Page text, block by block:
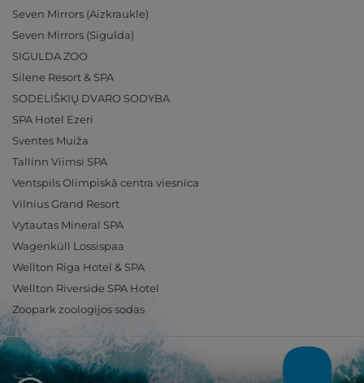
Seven Mirrors (Aizkraukle)
Seven Mirrors (Sigulda)
SIGULDA ZOO
Silene Resort & SPA
SODELIŠKIŲ DVARO SODYBA
SPA Hotel Ezeri
Sventes Muiža
Tallinn Viimsi SPA
Ventspils Olimpiskā centra viesnīca
Vilnius Grand Resort
Vytautas Mineral SPA
Wagenküll Lossispaa
Wellton Riga Hotel & SPA
Wellton Riverside SPA Hotel
Zoopark zoologijos sodas